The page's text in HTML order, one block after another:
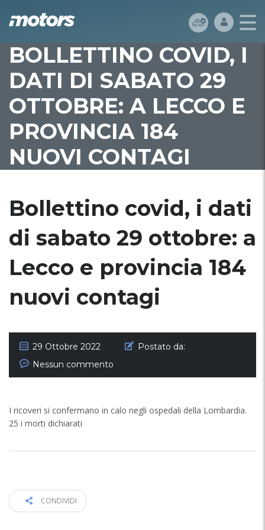
BOLLETTINO COVID, I
DATI DI SABATO 29
OTTOBRE: A LECCO E
PROVINCIA 184
NUOVI CONTAGI
Bollettino covid, i dati
di sabato 29 ottobre: a
Lecco e provincia 184
nuovi contagi
29 Ottobre 2022
Postato da:
Nessun commento
I ricoveri si confermano in calo negli ospedali della Lombardia.
25 i morti dichiarati
CONDIVIDI